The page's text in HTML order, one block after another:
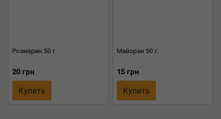
Розмарин 50 г
20 грн
Купить
Майоран 50 г
15 грн
Купить